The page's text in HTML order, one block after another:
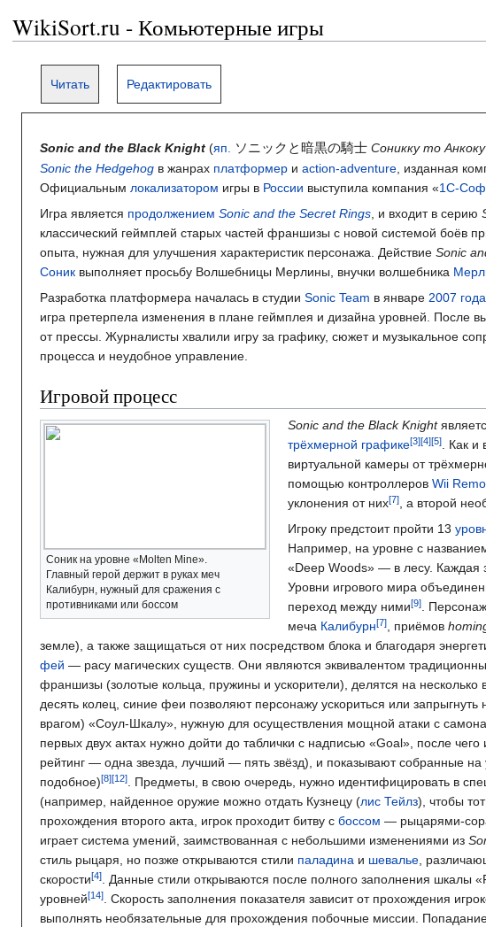
WikiSort.ru - Комьютерные игры
Читать Редактировать
Sonic and the Black Knight (яп. ソニックと暗黒の騎士 Соникку то
Sonic the Hedgehog в жанрах платформер и action-adventure , изданная
Официальным локализатором игры в России выступила компания «1С-
Игра является продолжением Sonic and the Secret Rings , и входит в серию
классический геймплей старых частей франшизы с новой системой боёв
опыта, нужная для улучшения характеристик персонажа. Действие Sonic
Соник выполняет просьбу Волшебницы Мерлины, внучки волшебника
Разработка платформера началась в студии Sonic Team в январе 2007 года
игра претерпела изменения в плане геймплея и дизайна уровней. После
от прессы. Журналисты хвалили игру за графику, сюжет и музыкальное
процесса и неудобное управление.
Игровой процесс
Соник на уровне «Molten Mine».
Главный герой держит в руках меч
Калибурн, нужный для сражения с
противниками или боссом
Sonic and the Black Knight
трёхмерной графике
. Как и
виртуальной камеры от
помощью контроллеров Wii
уклонения от них
, а второй
Игроку предстоит пройти 13
Например, на уровне с
«Deep Woods» — в лесу. Каждая
Уровни игрового мира
переход между ними
.
меча Калибурн , приёмов
земле), а также защищаться от них посредством блока и благодаря
фей — расу магических существ. Они являются эквивалентом
франшизы (золотые кольца, пружины и ускорители), делятся на
десять колец, синие феи позволяют персонажу ускориться или
врагом) «Соул-Шкалу», нужную для осуществления мощной атаки с
первых двух актах нужно дойти до таблички с надписью «Goal», после
рейтинг — одна звезда, лучший — пять звёзд), и показывают собранные
подобное)
. Предметы, в свою очередь, нужно идентифицировать в
(например, найденное оружие можно отдать Кузнецу (лис Тейлз), чтобы
прохождения второго акта, игрок проходит битву с боссом — рыцарями-
играет система умений, заимствованная с небольшими изменениями из
стиль рыцаря, но позже открываются стили паладина и шевалье ,
скорости
. Данные стили открываются после полного заполнения шкалы
уровней
. Скорость заполнения показателя зависит от прохождения
выполнять необязательные для прохождения побочные миссии.